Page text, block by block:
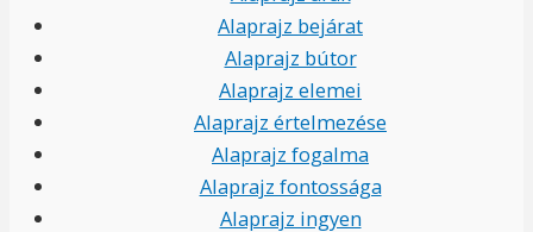
Alaprajz bejárat
Alaprajz bútor
Alaprajz elemei
Alaprajz értelmezése
Alaprajz fogalma
Alaprajz fontossága
Alaprajz ingyen